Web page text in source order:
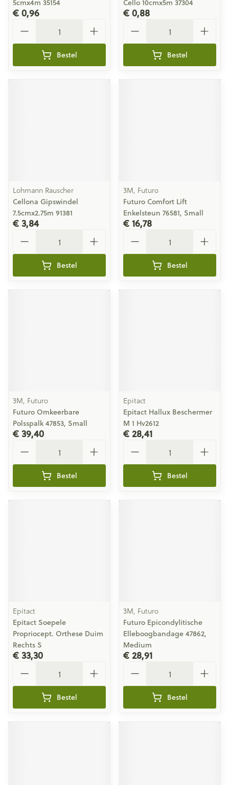
5cmx4m 35154
€ 0,96
Bestel
Cello 10cmx5m 37304
€ 0,88
Bestel
Lohmann Rauscher
Cellona Gipswindel
7.5cmx2.75m 91381
€ 3,84
Bestel
3M, Futuro
Futuro Comfort Lift
Enkelsteun 76581, Small
€ 16,78
Bestel
3M, Futuro
Futuro Omkeerbare
Polsspalk 47853, Small
€ 39,40
Bestel
Epitact
Epitact Hallux Beschermer
M 1 Hv2612
€ 28,41
Bestel
Epitact
Epitact Soepele
Propriocept. Orthese Duim
Rechts S
€ 33,30
Bestel
3M, Futuro
Futuro Epicondylitische
Elleboogbandage 47862,
Medium
€ 28,91
Bestel